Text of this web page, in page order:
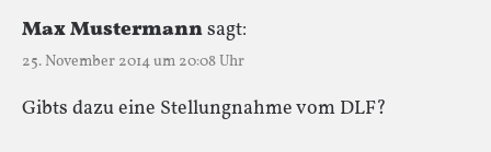
Max Mustermannsagt:
25. November 2014 um 20:08 Uhr
Gibts dazu eine Stellungnahme vom DLF?